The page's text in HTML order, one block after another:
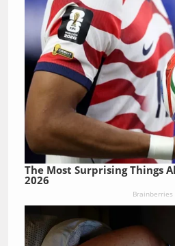
The Most Surprising Things
2026
Brainberries